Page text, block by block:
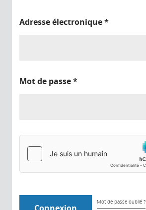
Adresse électronique*
Mot de passe*
Mot de passe oublié ?